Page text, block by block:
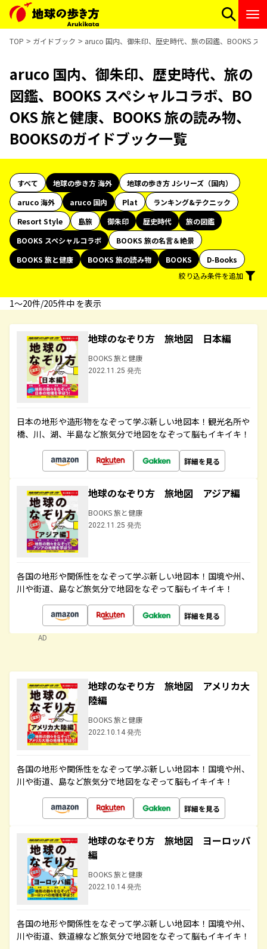
TOP ガイドブック aruco 国内、御朱印、歴史時代、旅の図鑑、BOOKS ス
aruco 国内、御朱印、歴史時代、旅の
図鑑、BOOKS スペシャルコラボ、BO
OKS 旅と健康、BOOKS 旅の読み物、
BOOKSのガイドブック一覧
すべて 地球の歩き方 海外
地球の歩き方 Jシリーズ（国内）
aruco 海外
aruco 国内 Plat
ランキング&テクニック
Resort Style
島旅 御朱印 歴史時代
旅の図鑑
BOOKS スペシャルコラボ
BOOKS 旅の名言＆絶景
BOOKS 旅と健康
BOOKS 旅の読み物 BOOKS
D-Books
絞り込み条件を追加
1〜20件/205件中 を表示
地球のなぞり方 旅地図 日本編
BOOKS 旅と健康
2022.11.25 発売
日本の地形や造形物をなぞって学ぶ新しい地図本！観光名所や
橋、川、湖、半島など旅気分で地図をなぞって脳もイキイキ！
詳細を見る
地球のなぞり方 旅地図 アジア編
BOOKS 旅と健康
2022.11.25 発売
各国の地形や関係性をなぞって学ぶ新しい地図本！国境や州、
川や街道、島など旅気分で地図をなぞって脳もイキイキ！
詳細を見る
AD
地球のなぞり方 旅地図 アメリカ大
陸編
BOOKS 旅と健康
2022.10.14 発売
各国の地形や関係性をなぞって学ぶ新しい地図本！国境や州、
川や街道、島など旅気分で地図をなぞって脳もイキイキ！
詳細を見る
地球のなぞり方 旅地図 ヨーロッパ
編
BOOKS 旅と健康
2022.10.14 発売
各国の地形や関係性をなぞって学ぶ新しい地図本！国境や州、
川や街道、鉄道線など旅気分で地図をなぞって脳もイキイキ！